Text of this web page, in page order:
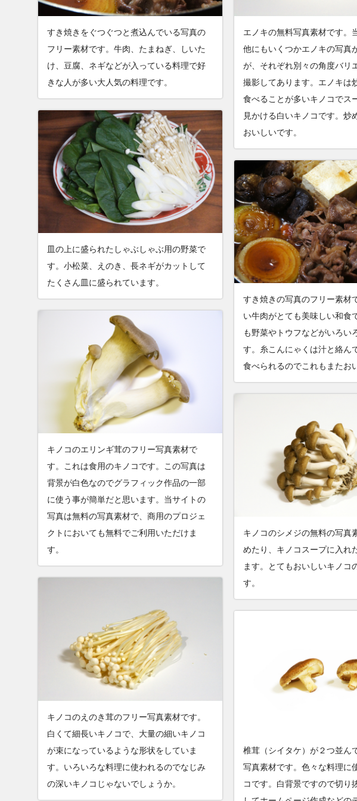
すき焼きをぐつぐつと煮込んでいる写真の
フリー素材です。牛肉、たまねぎ、しいた
け、豆腐、ネギなどが入っている料理で好
きな人が多い大人気の料理です。
エノキの無料写真素材です。
他にもいくつかエノキの写真
が、それぞれ別々の角度バリ
撮影してあります。エノキは
食べることが多いキノコでス
見かける白いキノコです。炒
おいしいです。
皿の上に盛られたしゃぶしゃぶ用の野菜で
す。小松菜、えのき、長ネギがカットして
たくさん皿に盛られています。
すき焼きの写真のフリー素材
い牛肉がとても美味しい和食
も野菜やトウフなどがいろい
す。糸こんにゃくは汁と絡ん
食べられるのでこれもまたお
キノコのエリンギ茸のフリー写真素材で
す。これは食用のキノコです。この写真は
背景が白色なのでグラフィック作品の一部
に使う事が簡単だと思います。当サイトの
写真は無料の写真素材で、商用のプロジェ
クトにおいても無料でご利用いただけま
す。
キノコのシメジの無料の写真
めたり、キノコスープに入れ
ます。とてもおいしいキノコ
す。
キノコのえのき茸のフリー写真素材です。
白くて細長いキノコで、大量の細いキノコ
が束になっているような形状をしていま
す。いろいろな料理に使われるのでなじみ
の深いキノコじゃないでしょうか。
椎茸（シイタケ）が２つ並ん
写真素材です。色々な料理に
コです。白背景ですので切り